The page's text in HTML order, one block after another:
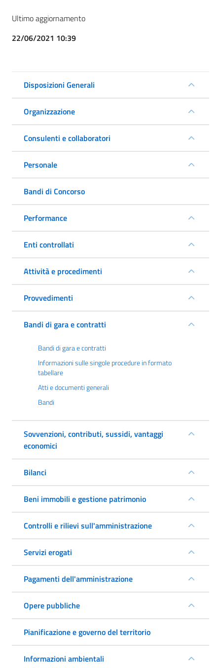
Ultimo aggiornamento
22/06/2021 10:39
Disposizioni Generali
Organizzazione
Consulenti e collaboratori
Personale
Bandi di Concorso
Performance
Enti controllati
Attività e procedimenti
Provvedimenti
Bandi di gara e contratti
Bandi di gara e contratti
Informazioni sulle singole procedure in formato
tabellare
Atti e documenti generali
Bandi
Sovvenzioni, contributi, sussidi, vantaggi
economici
Bilanci
Beni immobili e gestione patrimonio
Controlli e rilievi sull'amministrazione
Servizi erogati
Pagamenti dell'amministrazione
Opere pubbliche
Pianificazione e governo del territorio
Informazioni ambientali